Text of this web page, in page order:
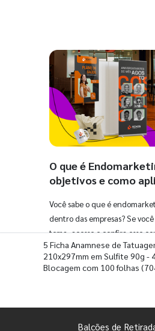
O que é
objetivos e como
Você sabe o que é
dentro das empresas? Se
tema, acesse e confira esse
5 Ficha Anamnese de
210x297mm em Sulfite 90g -
Blocagem com 100 folhas
Balcões de